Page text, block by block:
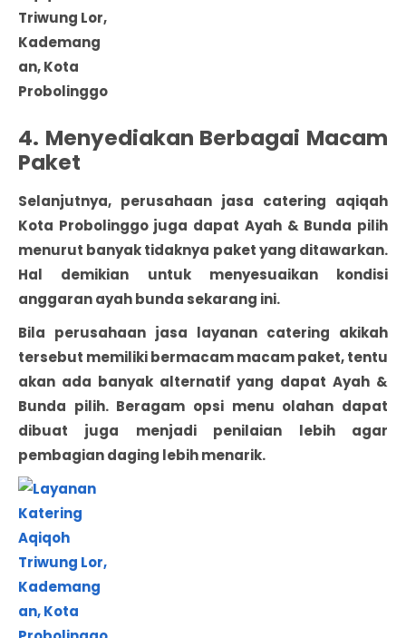
Triwung Lor,
Kademang
an, Kota
Probolinggo
4. Menyediakan Berbagai Macam
Paket
Selanjutnya, perusahaan jasa catering aqiqah
Kota Probolinggo juga dapat Ayah & Bunda pilih
menurut banyak tidaknya paket yang ditawarkan.
Hal demikian untuk menyesuaikan kondisi
anggaran ayah bunda sekarang ini.
Bila perusahaan jasa layanan catering akikah
tersebut memiliki bermacam macam paket, tentu
akan ada banyak alternatif yang dapat Ayah &
Bunda pilih. Beragam opsi menu olahan dapat
dibuat juga menjadi penilaian lebih agar
pembagian daging lebih menarik.